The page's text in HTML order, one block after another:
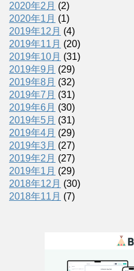
2020年2月 (2)
2020年1月 (1)
2019年12月 (4)
2019年11月 (20)
2019年10月 (31)
2019年9月 (29)
2019年8月 (32)
2019年7月 (31)
2019年6月 (30)
2019年5月 (31)
2019年4月 (29)
2019年3月 (27)
2019年2月 (27)
2019年1月 (29)
2018年12月 (30)
2018年11月 (7)